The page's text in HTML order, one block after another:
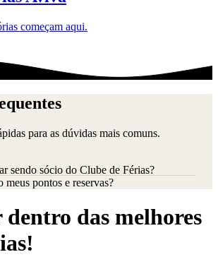
começam aqui.
para as dúvidas mais comuns.
sendo sócio do Clube de Férias?
pontos e reservas?
das melhores